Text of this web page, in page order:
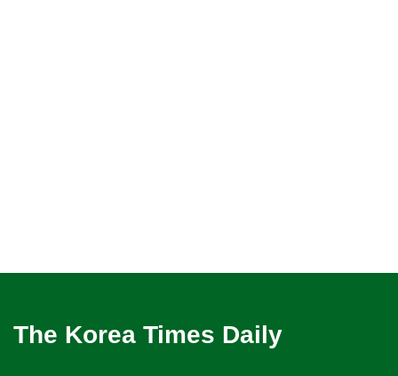
The Korea Times Daily